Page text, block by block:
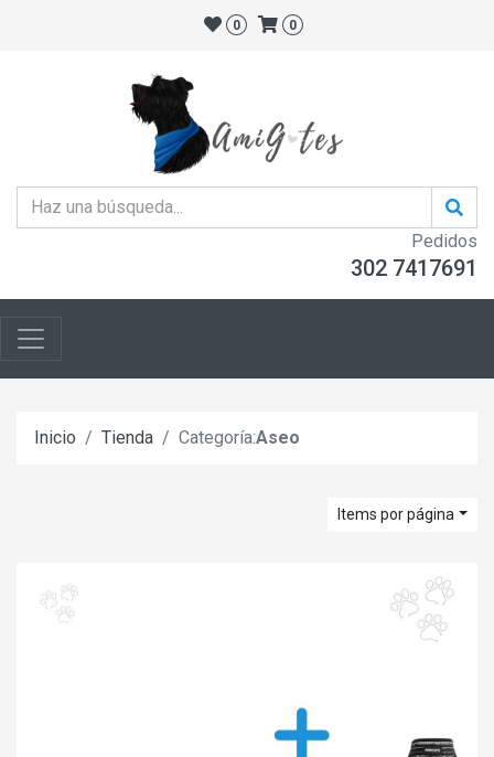
0 0
Pedidos
302 7417691
Inicio Tienda Categoría:Aseo
Items por página